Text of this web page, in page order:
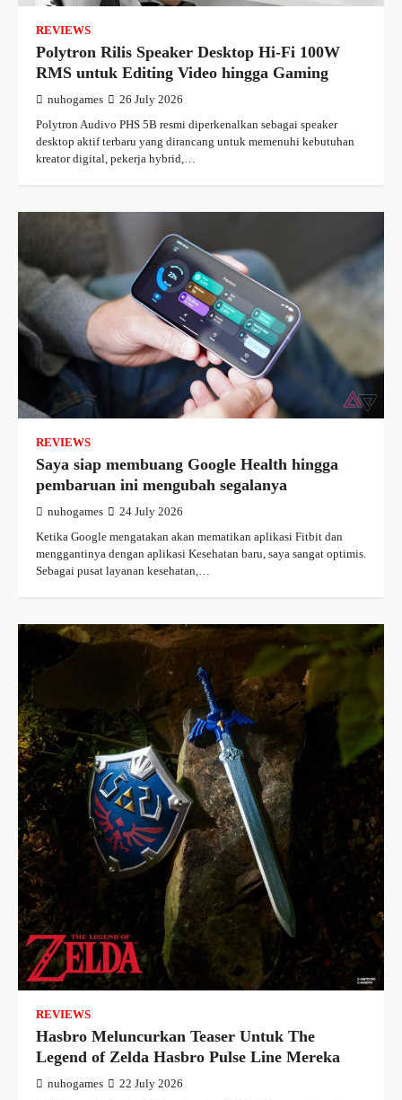
REVIEWS
Polytron Rilis Speaker Desktop Hi-Fi 100W
RMS untuk Editing Video hingga Gaming
nuhogames 26 July 2026
Polytron Audivo PHS 5B resmi diperkenalkan sebagai speaker
desktop aktif terbaru yang dirancang untuk memenuhi kebutuhan
kreator digital, pekerja hybrid,…
REVIEWS
Saya siap membuang Google Health hingga
pembaruan ini mengubah segalanya
nuhogames 24 July 2026
Ketika Google mengatakan akan mematikan aplikasi Fitbit dan
menggantinya dengan aplikasi Kesehatan baru, saya sangat optimis.
Sebagai pusat layanan kesehatan,…
REVIEWS
Hasbro Meluncurkan Teaser Untuk The
Legend of Zelda Hasbro Pulse Line Mereka
nuhogames 22 July 2026